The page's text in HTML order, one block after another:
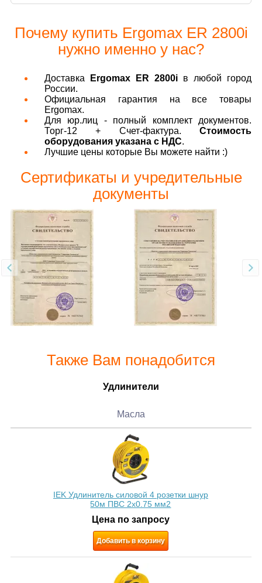
Почему купить Ergomax ER 2800i
нужно именно у нас?
Доставка Ergomax ER 2800i в любой город
России.
Официальная гарантия на все товары
Ergomax.
Для юр.лиц - полный комплект документов.
Торг-12 + Счет-фактура. Стоимость
оборудования указана с НДС.
Лучшие цены которые Вы можете найти :)
Сертификаты и учредительные
документы
Также Вам понадобится
Удлинители
Масла
IEK Удлинитель силовой 4 розетки шнур
50м ПВС 2х0.75 мм2
Цена по запросу
Добавить в корзину